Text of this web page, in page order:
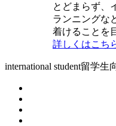
とどまらず、
ランニングな
着けることを
詳しくはこち
international student留学生